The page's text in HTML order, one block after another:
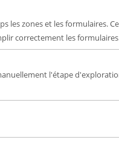
les zones et les formulaires.
correctement les
l'étape